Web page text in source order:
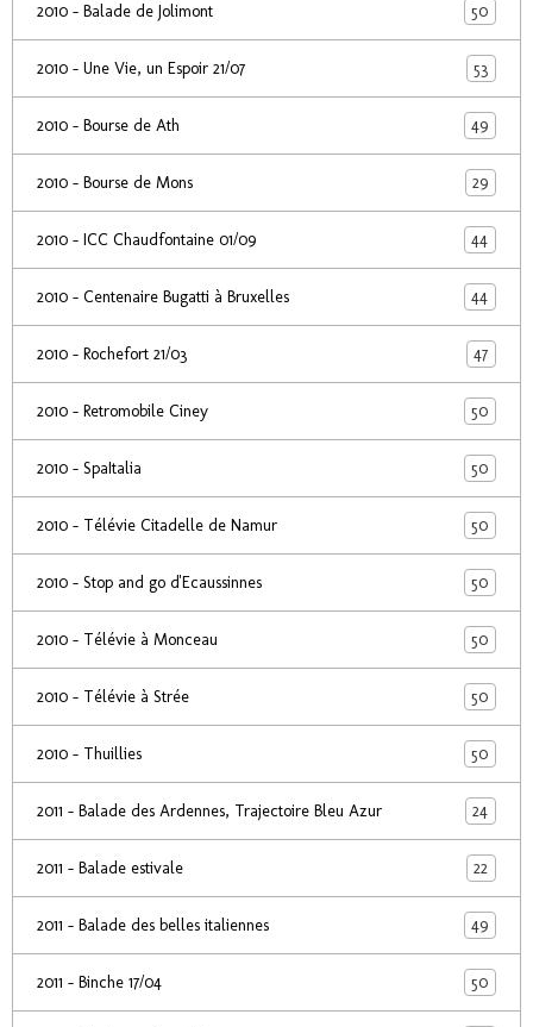
2010 - Balade de Jolimont 50
2010 - Une Vie, un Espoir 21/07 53
2010 - Bourse de Ath 49
2010 - Bourse de Mons 29
2010 - ICC Chaudfontaine 01/09 44
2010 - Centenaire Bugatti à Bruxelles 44
2010 - Rochefort 21/03 47
2010 - Retromobile Ciney 50
2010 - SpaItalia 50
2010 - Télévie Citadelle de Namur 50
2010 - Stop and go d'Ecaussinnes 50
2010 - Télévie à Monceau 50
2010 - Télévie à Strée 50
2010 - Thuillies 50
2011 - Balade des Ardennes, Trajectoire Bleu Azur 24
2011 - Balade estivale 22
2011 - Balade des belles italiennes 49
2011 - Binche 17/04 50